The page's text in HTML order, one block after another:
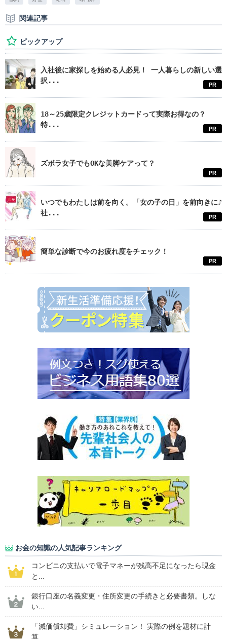
関連記事
ピックアップ
入社後に家探しを始める人必見！ 一人暮らしの新しい選
択...
PR
18～25歳限定クレジットカードって実際お得なの？
特...
PR
ズボラ女子でもOKな美脚ケアって？
PR
いつでもわたしは前を向く。「女の子の日」を前向きに♪
社...
PR
簡単な診断で今のお疲れ度をチェック！
PR
お金の知識の人気記事ランキング
コンビニの支払いで電子マネーが残高不足になったら現金
と...
銀行口座の名義変更・住所変更の手続きと必要書類。しな
い...
「減価償却費」シミュレーション！ 実際の例を題材に計
算...